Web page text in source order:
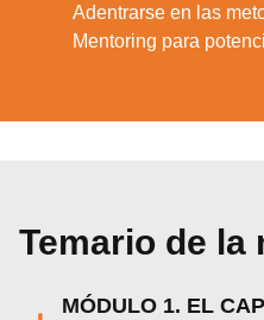
Adentrarse en las
Mentoring para
Temario de la
MÓDULO 1. EL